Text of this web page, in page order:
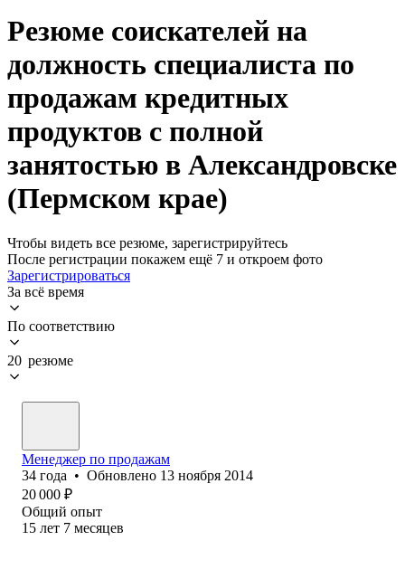
Резюме соискателей на
должность специалиста по
продажам кредитных
продуктов с полной
занятостью в Александровске
(Пермском крае)
Чтобы видеть все резюме, зарегистрируйтесь
После регистрации покажем ещё 7 и откроем фото
Зарегистрироваться
За всё время
По соответствию
20 резюме
Менеджер по продажам
34 года • Обновлено 13 ноября 2014
20 000 ₽
Общий опыт
15 лет 7 месяцев